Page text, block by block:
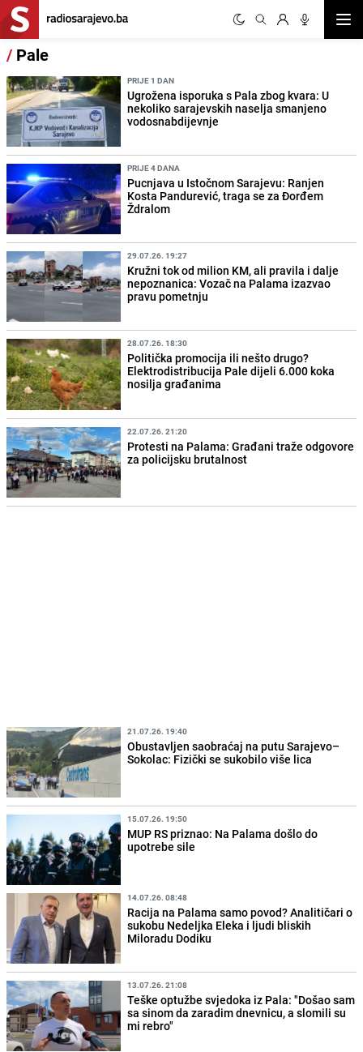
/ Pale
PRIJE 1 DAN
Ugrožena isporuka s Pala zbog kvara: U
nekoliko sarajevskih naselja smanjeno
vodosnabdijevnje
PRIJE 4 DANA
Pucnjava u Istočnom Sarajevu: Ranjen
Kosta Pandurević, traga se za Đorđem
Ždralom
29.07.26. 19:27
Kružni tok od milion KM, ali pravila i dalje
nepoznanica: Vozač na Palama izazvao
pravu pometnju
28.07.26. 18:30
Politička promocija ili nešto drugo?
Elektrodistribucija Pale dijeli 6.000 koka
nosilja građanima
22.07.26. 21:20
Protesti na Palama: Građani traže odgovore
za policijsku brutalnost
21.07.26. 19:40
Obustavljen saobraćaj na putu Sarajevo–
Sokolac: Fizički se sukobilo više lica
15.07.26. 19:50
MUP RS priznao: Na Palama došlo do
upotrebe sile
14.07.26. 08:48
Racija na Palama samo povod? Analitičari o
sukobu Nedeljka Eleka i ljudi bliskih
Miloradu Dodiku
13.07.26. 21:08
Teške optužbe svjedoka iz Pala: "Došao sam
sa sinom da zaradim dnevnicu, a slomili su
mi rebro"